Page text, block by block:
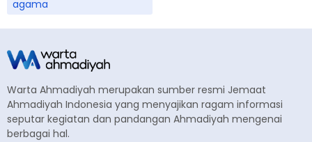
agama
Warta Ahmadiyah merupakan sumber resmi Jemaat
Ahmadiyah Indonesia yang menyajikan ragam informasi
seputar kegiatan dan pandangan Ahmadiyah mengenai
berbagai hal.